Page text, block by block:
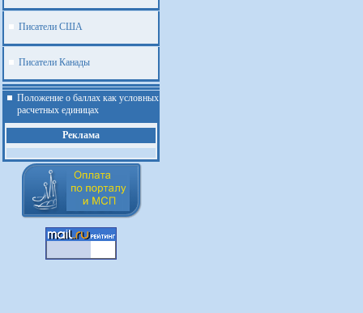
Писатели США
Писатели Канады
Положение о баллах как условных
расчетных единицах
Реклама